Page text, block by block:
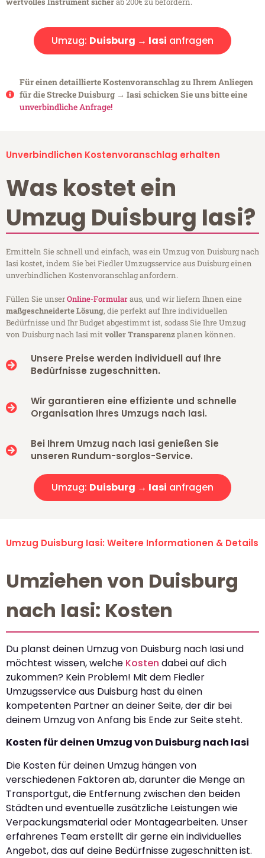
Umzug: Duisburg → Iasi anfragen
Für einen detaillierte Kostenvoranschlag zu Ihrem Anliegen
für die Strecke Duisburg → Iasi schicken Sie uns bitte eine
unverbindliche Anfrage!
Unverbindlichen Kostenvoranschlag erhalten
Was kostet ein
Umzug Duisburg Iasi?
Ermitteln Sie schnell und einfach, was ein Umzug von Duisburg nach
Iasi kostet, indem Sie bei Fiedler Umzugsservice aus Duisburg einen
unverbindlichen Kostenvoranschlag anfordern.
Füllen Sie unserOnline-Formularaus, und wir liefern Ihnen eine
maßgeschneiderte Lösung, die perfekt auf Ihre individuellen
Bedürfnisse und Ihr Budget abgestimmt ist, sodass Sie Ihre Umzug
von Duisburg nach Iasi mitvoller Transparenzplanen können.
Unsere Preise werden individuell auf Ihre
Bedürfnisse zugeschnitten.
Wir garantieren eine effiziente und schnelle
Organisation Ihres Umzugs nach Iasi.
Bei Ihrem Umzug nach Iasi genießen Sie
unseren Rundum-sorglos-Service.
Umzug: Duisburg → Iasi anfragen
Umzug Duisburg Iasi: Weitere Informationen & Details
Umziehen von Duisburg
nach Iasi: Kosten
Du planst deinen Umzug von Duisburg nach Iasi und
möchtest wissen, welche Kosten dabei auf dich
zukommen? Kein Problem! Mit dem Fiedler
Umzugsservice aus Duisburg hast du einen
kompetenten Partner an deiner Seite, der dir bei
deinem Umzug von Anfang bis Ende zur Seite steht.
Kosten für deinen Umzug von Duisburg nach Iasi
Die Kosten für deinen Umzug hängen von
verschiedenen Faktoren ab, darunter die Menge an
Transportgut, die Entfernung zwischen den beiden
Städten und eventuelle zusätzliche Leistungen wie
Verpackungsmaterial oder Montagearbeiten. Unser
erfahrenes Team erstellt dir gerne ein individuelles
Angebot, das auf deine Bedürfnisse zugeschnitten ist.